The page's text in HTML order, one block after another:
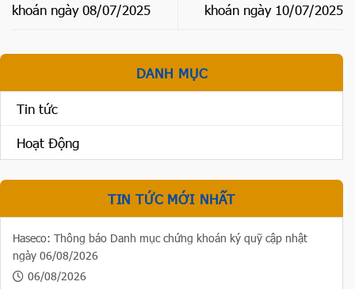
khoán ngày 08/07/2025
khoán ngày 10/07/2025
DANH MỤC
Tin tức
Hoạt Động
TIN TỨC MỚI NHẤT
Haseco: Thông báo Danh mục chứng khoán ký quỹ cập nhật
ngày 06/08/2026
06/08/2026